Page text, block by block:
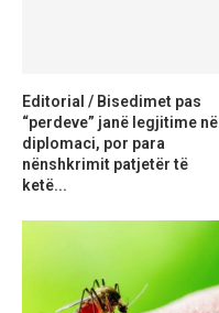
Editorial / Bisedimet pas
“perdeve” janë legjitime në
diplomaci, por para
nënshkrimit patjetër të
ketë...